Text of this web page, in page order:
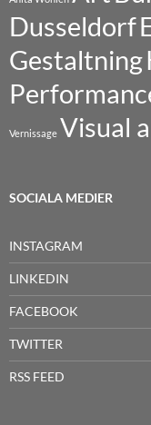
Dusseldorf
Gestaltning
Vernissage Visual
SOCIALA MEDIER
INSTAGRAM
LINKEDIN
FACEBOOK
TWITTER
RSS FEED